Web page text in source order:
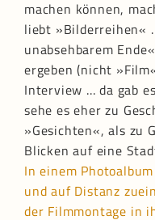
machen können,
liebt »Bilderreihen«
unabsehbarem
ergeben (nicht
Interview ... da gab
sehe es eher zu
»Gesichten«, als zu
Blicken auf eine
In einem
und auf Distanz
der Filmmontage in